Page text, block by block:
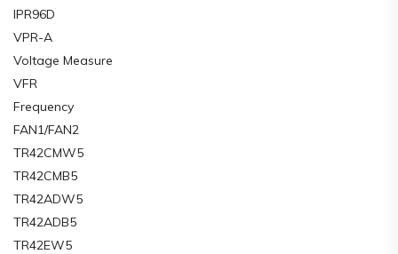
IPR96D
VPR-A
Voltage Measure
VFR
Frequency
FAN1/FAN2
TR42CMW5
TR42CMB5
TR42ADW5
TR42ADB5
TR42EW5